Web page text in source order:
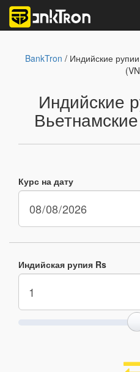
BankTron / Индийские
Индийские
Курс на дату
Индийская рупия Rs